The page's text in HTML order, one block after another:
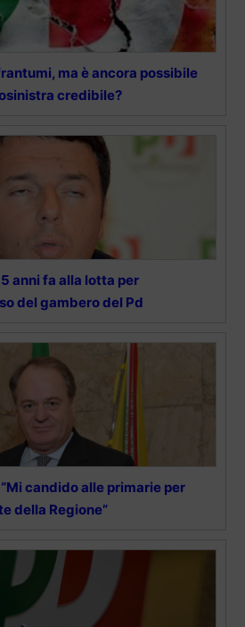
ma è ancora possibile
credibile?
anni fa alla lotta per
del gambero del Pd
candido alle primarie per
della Regione”